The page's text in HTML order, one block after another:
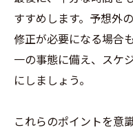
すすめします。予想外
修正が必要になる場合
一の事態に備え、スケ
にしましょう。
これらのポイントを意